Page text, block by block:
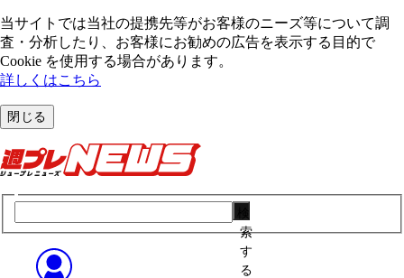
当サイトでは当社の提携先等がお客様のニーズ等について調
査・分析したり、お客様にお勧めの広告を表⽰する⽬的で
Cookie を使⽤する場合があります。
詳しくはこちら
閉じる
索
す
る